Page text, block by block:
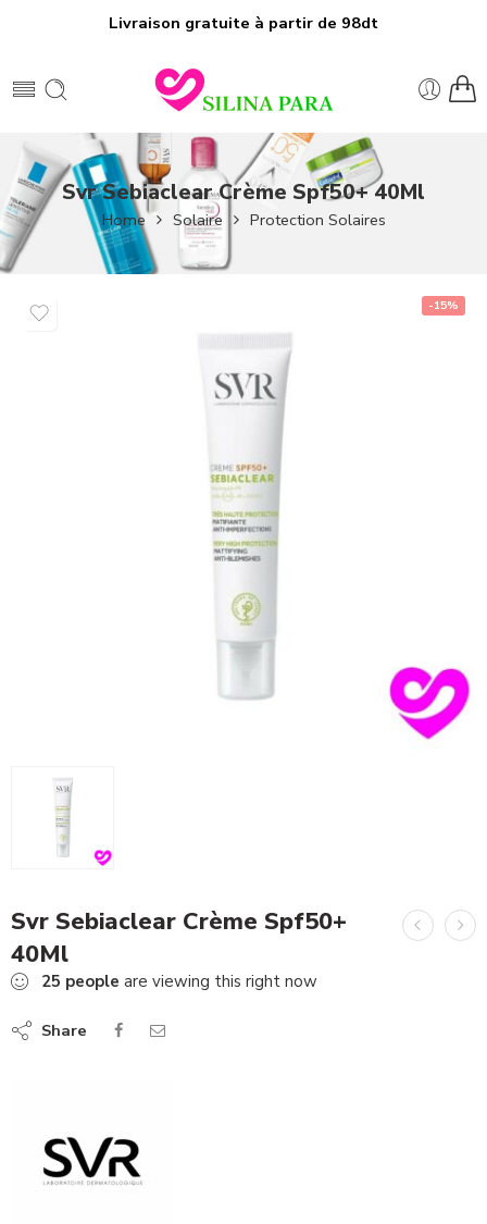
Livraison gratuite à partir de 98dt
Svr Sebiaclear Crème Spf50+ 40Ml
Home Solaire Protection Solaires
-15%
Svr Sebiaclear Crème Spf50+
40Ml
25 people are viewing this right now
Share